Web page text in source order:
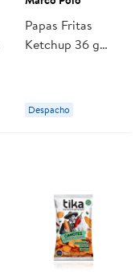
Papas Fritas
Ketchup 36 g
Despacho